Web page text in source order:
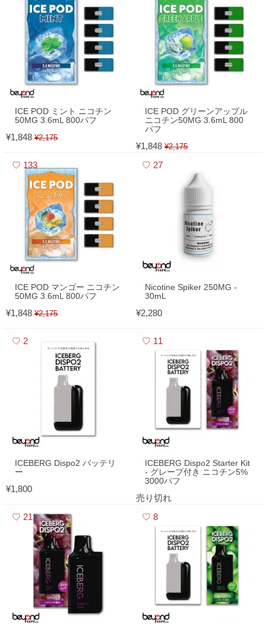
ICE POD ミント ニコチン
50MG 3.6mL 800パフ
¥1,848 ¥2,175
ICE POD グリーンアップル
ニコチン50MG 3.6mL 800
パフ
¥1,848 ¥2,175
133
ICE POD マンゴー ニコチン
50MG 3.6mL 800パフ
¥1,848 ¥2,175
27
Nicotine Spiker 250MG -
30mL
¥2,280
2
ICEBERG Dispo2 バッテリ
ー
¥1,800
11
ICEBERG Dispo2 Starter Kit
- グレープ付き ニコチン5%
3000パフ
売り切れ
21
8